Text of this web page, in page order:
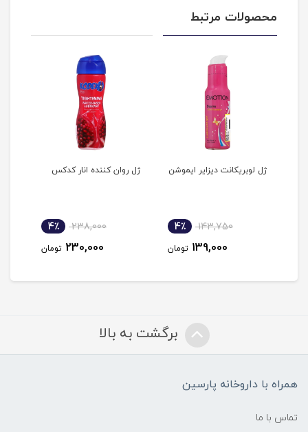
محصولات مرتبط
ژل لوبریکانت دیزایر ایموشن
143,750 4٪
139,000 تومان
ژل روان کننده انار کدکس
238,000 4٪
230,000 تومان
برگشت به بالا
همراه با داروخانه پارسین
تماس با ما